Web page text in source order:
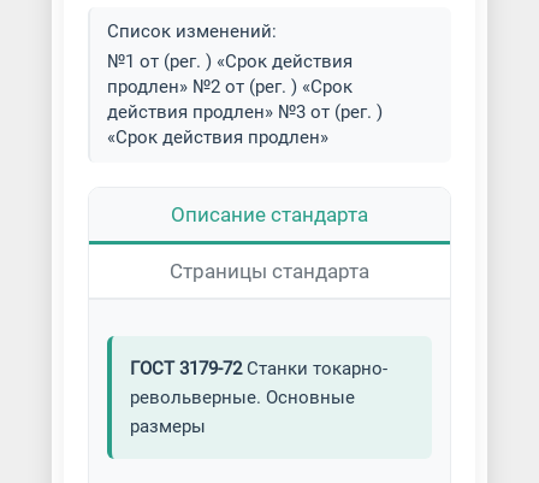
Список изменений:
№1 от (рег. ) «Срок действия
продлен» №2 от (рег. ) «Срок
действия продлен» №3 от (рег. )
«Срок действия продлен»
Описание стандарта
Страницы стандарта
ГОСТ 3179-72Станки токарно-
револьверные. Основные
размеры